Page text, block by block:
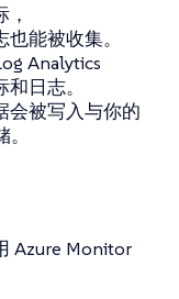
能被收集。
Analytics
日志。
会被写入与你的
Azure Monitor